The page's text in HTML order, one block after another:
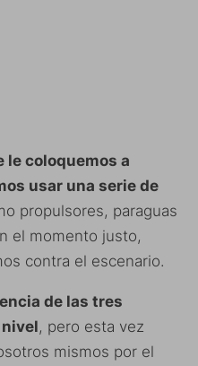
le coloquemos a
usar una serie de
propulsores, paraguas
el momento justo,
contra el escenario.
de las tres
, pero esta vez
mismos por el